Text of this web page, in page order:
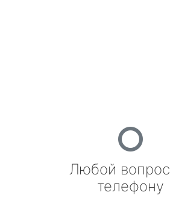
Любой вопрос
телефону